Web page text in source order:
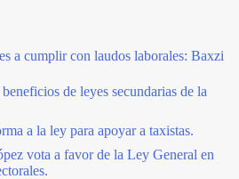
a cumplir con laudos laborales: Baxzi
de leyes secundarias de la
a la ley para apoyar a taxistas.
vota a favor de la Ley General en